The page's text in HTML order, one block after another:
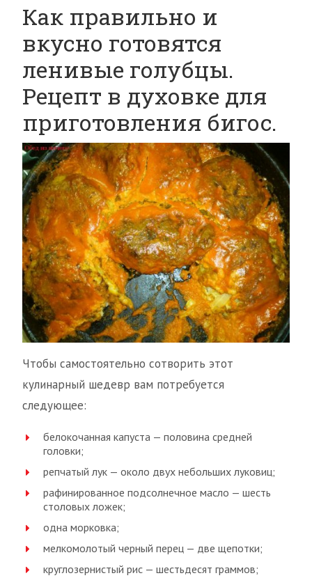
Как правильно и
вкусно готовятся
ленивые голубцы.
Рецепт в духовке для
приготовления бигос.
Чтобы самостоятельно сотворить этот
кулинарный шедевр вам потребуется
следующее:
белокочанная капуста — половина средней
головки;
репчатый лук — около двух небольших луковиц;
рафинированное подсолнечное масло — шесть
столовых ложек;
одна морковка;
мелкомолотый черный перец — две щепотки;
круглозернистый рис — шестьдесят граммов;